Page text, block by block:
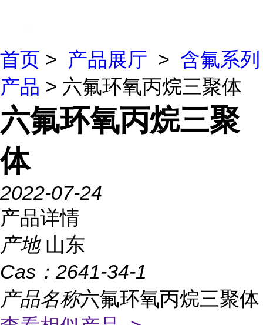
首页 > 产品展厅 > 含氟系列
产品 > 六氟环氧丙烷三聚体
六氟环氧丙烷三聚
体
2022-07-24
产品详情
产地 山东
Cas： 2641-34-1
产品名称六氟环氧丙烷三聚体